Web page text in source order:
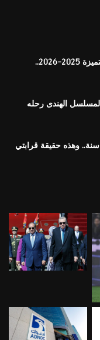
مصروفات المدارس التجريبية والرسمية المتميزة 2025-2026..
الهندى رحله
مريم سعيد صالح: دخلت الفن وأنا عندي 37 سنة.. وهذه حقيقة قرابتي